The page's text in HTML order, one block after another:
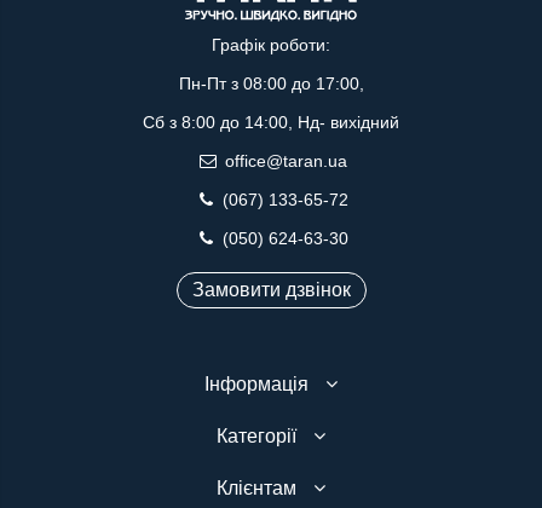
Графік роботи:
Пн-Пт з 08:00 до 17:00,
Сб з 8:00 до 14:00, Нд- вихідний
office@taran.ua
(067) 133-65-72
(050) 624-63-30
Замовити дзвінок
Інформація
Категорії
Клієнтам